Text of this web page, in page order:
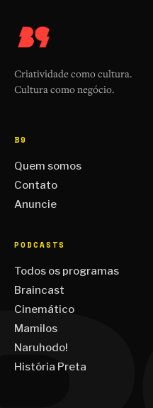
Criatividade como cultura.
Cultura como negócio.
B9
Quem somos
Contato
Anuncie
PODCASTS
Todos os programas
Braincast
Cinemático
Mamilos
Naruhodo!
História Preta